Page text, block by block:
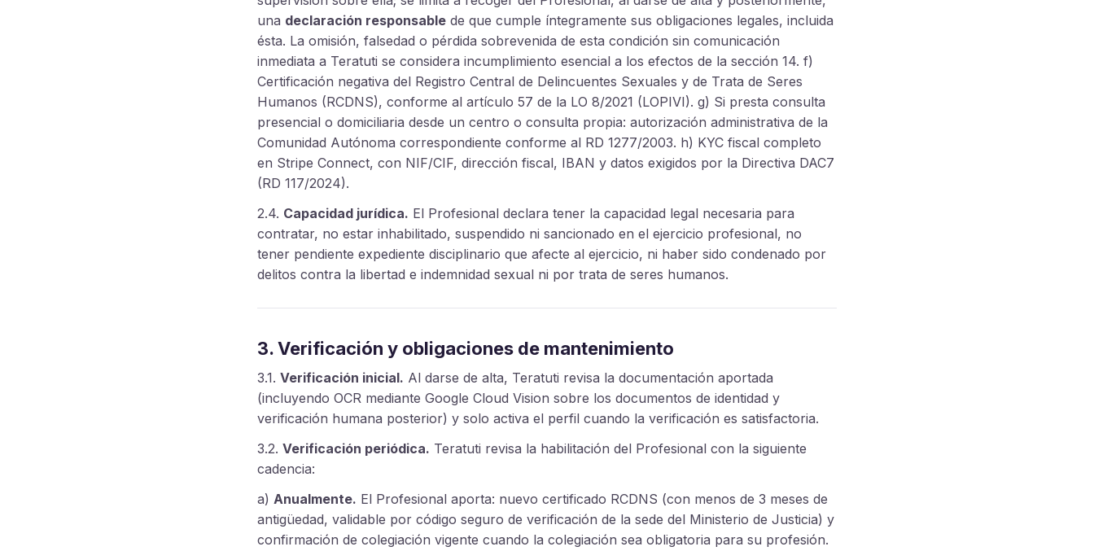
una declaración responsable de que cumple íntegramente sus obligaciones legales, incluida
ésta. La omisión, falsedad o pérdida sobrevenida de esta condición sin comunicación
inmediata a Teratuti se considera incumplimiento esencial a los efectos de la sección 14. f)
Certificación negativa del Registro Central de Delincuentes Sexuales y de Trata de Seres
Humanos (RCDNS), conforme al artículo 57 de la LO 8/2021 (LOPIVI). g) Si presta consulta
presencial o domiciliaria desde un centro o consulta propia: autorización administrativa de la
Comunidad Autónoma correspondiente conforme al RD 1277/2003. h) KYC fiscal completo
en Stripe Connect, con NIF/CIF, dirección fiscal, IBAN y datos exigidos por la Directiva DAC7
(RD 117/2024).
2.4. Capacidad jurídica. El Profesional declara tener la capacidad legal necesaria para
contratar, no estar inhabilitado, suspendido ni sancionado en el ejercicio profesional, no
tener pendiente expediente disciplinario que afecte al ejercicio, ni haber sido condenado por
delitos contra la libertad e indemnidad sexual ni por trata de seres humanos.
3. Verificación y obligaciones de mantenimiento
3.1. Verificación inicial. Al darse de alta, Teratuti revisa la documentación aportada
(incluyendo OCR mediante Google Cloud Vision sobre los documentos de identidad y
verificación humana posterior) y solo activa el perfil cuando la verificación es satisfactoria.
3.2. Verificación periódica. Teratuti revisa la habilitación del Profesional con la siguiente
cadencia:
a) Anualmente. El Profesional aporta: nuevo certificado RCDNS (con menos de 3 meses de
antigüedad, validable por código seguro de verificación de la sede del Ministerio de Justicia) y
confirmación de colegiación vigente cuando la colegiación sea obligatoria para su profesión.